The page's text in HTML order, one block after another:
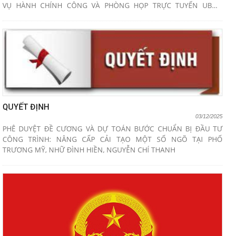
VỤ HÀNH CHÍNH CÔNG VÀ PHÒNG HỌP TRỰC TUYẾN UBND
QUYẾT ĐỊNH
03/12/2025
PHÊ DUYỆT ĐỀ CƯƠNG VÀ DỰ TOÁN BƯỚC CHUẨN BỊ ĐẦU TƯ
CÔNG TRÌNH: NÂNG CẤP CẢI TẠO MỘT SỐ NGÕ TẠI PHỐ
TRƯƠNG MỸ, NHỮ ĐÌNH HIỀN, NGUYỄN CHÍ THANH